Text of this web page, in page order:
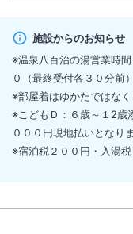
施設からのお知らせ
※温泉八百治の湯営業時
０（最終受付各３０分前）
※部屋着はゆかたではなく
※こどもＤ：６歳～１2歳
０００円現地払いとなりま
※宿泊税２００円・入湯税